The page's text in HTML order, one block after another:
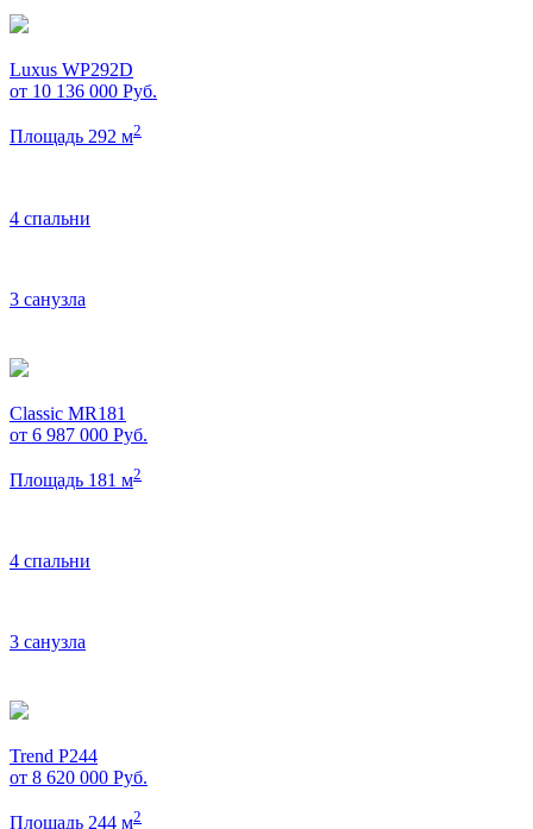
Luxus WP292D
от 10 136 000 Руб.
Площадь 292 м2
4 спальни
3 санузла
Classic MR181
от 6 987 000 Руб.
Площадь 181 м2
4 спальни
3 санузла
Trend P244
от 8 620 000 Руб.
Площадь 244 м2